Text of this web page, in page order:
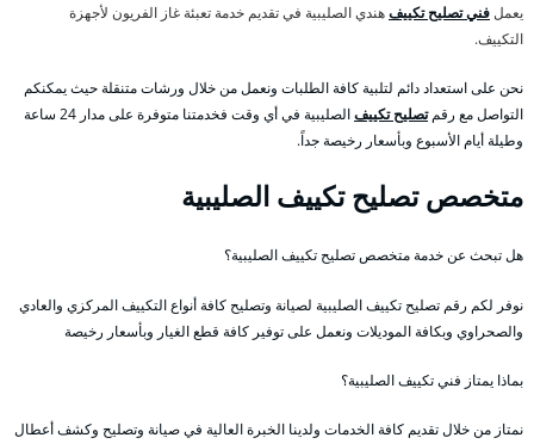
يعملفني تصليح تكييفهندي الصليبية في تقديم خدمة تعبئة غاز الفريون لأجهزة
التكييف.
نحن على استعداد دائم لتلبية كافة الطلبات ونعمل من خلال ورشات متنقلة حيث يمكنكم
التواصل مع رقمتصليح تكييف
الصليبية في أي وقت فخدمتنا متوفرة على مدار 24 ساعة
وطيلة أيام الأسبوع وبأسعار رخيصة جداً.
متخصص تصليح تكييف الصليبية
هل تبحث عن خدمة متخصص تصليح تكييف الصليبية؟
نوفر لكم رقم تصليح تكييف الصليبية لصيانة وتصليح كافة أنواع التكييف المركزي والعادي
والصحراوي وبكافة الموديلات ونعمل على توفير كافة قطع الغيار وبأسعار رخيصة
بماذا يمتاز فني تكييف الصليبية؟
نمتاز من خلال تقديم كافة الخدمات ولدينا الخبرة العالية في صيانة وتصليح وكشف أعطال